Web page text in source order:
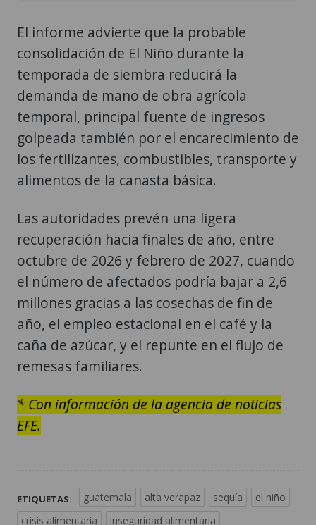
El informe advierte que la probable
consolidación de El Niño durante la
temporada de siembra reducirá la
demanda de mano de obra agrícola
temporal, principal fuente de ingresos
golpeada también por el encarecimiento de
los fertilizantes, combustibles, transporte y
alimentos de la canasta básica.
Las autoridades prevén una ligera
recuperación hacia finales de año, entre
octubre de 2026 y febrero de 2027, cuando
el número de afectados podría bajar a 2,6
millones gracias a las cosechas de fin de
año, el empleo estacional en el café y la
caña de azúcar, y el repunte en el flujo de
remesas familiares.
* Con información de la agencia de noticias
EFE.
ETIQUETAS: guatemala alta verapaz sequía
el niño
crisis alimentaria
inseguridad alimentaria